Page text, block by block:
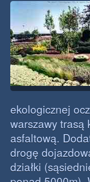
ekologicznej
warszawy trasą
asfaltową.
drogę
działki